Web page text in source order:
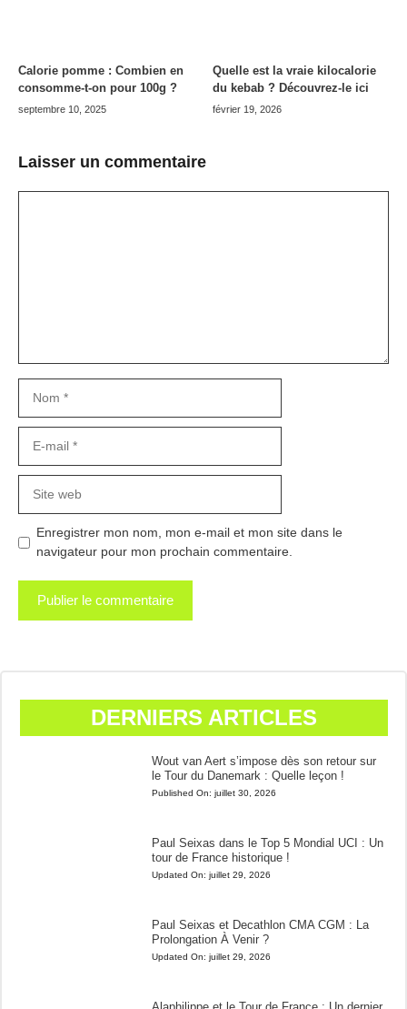
Calorie pomme : Combien en
consomme-t-on pour 100g ?
septembre 10, 2025
Quelle est la vraie kilocalorie
du kebab ? Découvrez-le ici
février 19, 2026
Laisser un commentaire
mail
web
Enregistrer mon nom, mon e-mail et mon site dans le
navigateur pour mon prochain commentaire.
DERNIERS ARTICLES
Wout van Aert s’impose dès son retour sur
le Tour du Danemark : Quelle leçon !
Published On: juillet 30, 2026
Paul Seixas dans le Top 5 Mondial UCI : Un
tour de France historique !
Updated On: juillet 29, 2026
Paul Seixas et Decathlon CMA CGM : La
Prolongation À Venir ?
Updated On: juillet 29, 2026